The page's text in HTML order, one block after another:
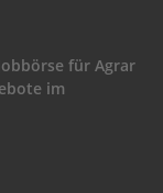
für Agrar
im